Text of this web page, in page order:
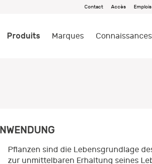
Contact Accès Emplois
Produits Marques Connaissances
Pflanzen sind die Lebensgrundlage
zur unmittelbaren Erhaltung seines